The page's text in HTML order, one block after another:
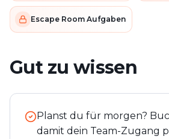
Escape Room Aufgaben
Gut zu wissen
Planst du für morgen?
damit dein Team-Zugang